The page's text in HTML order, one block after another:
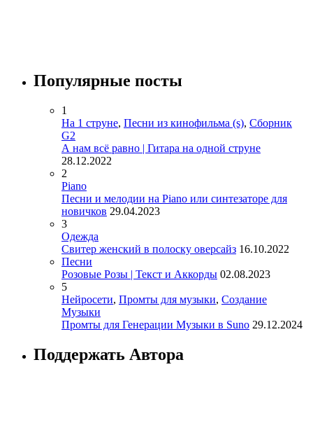
Популярные посты
1
На 1 струне, Песни из кинофильма (s), Сборник
G2
А нам всё равно | Гитара на одной струне
28.12.2022
2
Piano
Песни и мелодии на Piano или синтезаторе для
новичков 29.04.2023
3
Одежда
Свитер женский в полоску оверсайз 16.10.2022
Песни
Розовые Розы | Текст и Аккорды 02.08.2023
5
Нейросети, Промты для музыки, Создание
Музыки
Промты для Генерации Музыки в Suno 29.12.2024
Поддержать Автора